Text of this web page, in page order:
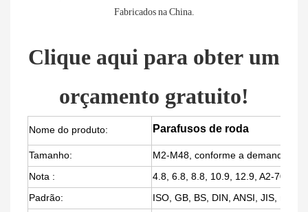
Clique aqui para obter um
orçamento gratuito!
Nome do produto: Parafusos de roda
Tamanho:
M2-M48, conforme a demanda do
Nota :
4.8, 6.8, 8.8, 10.9, 12.9, A2-70, A4-
Padrão:
ISO, GB, BS, DIN, ANSI, JIS, não